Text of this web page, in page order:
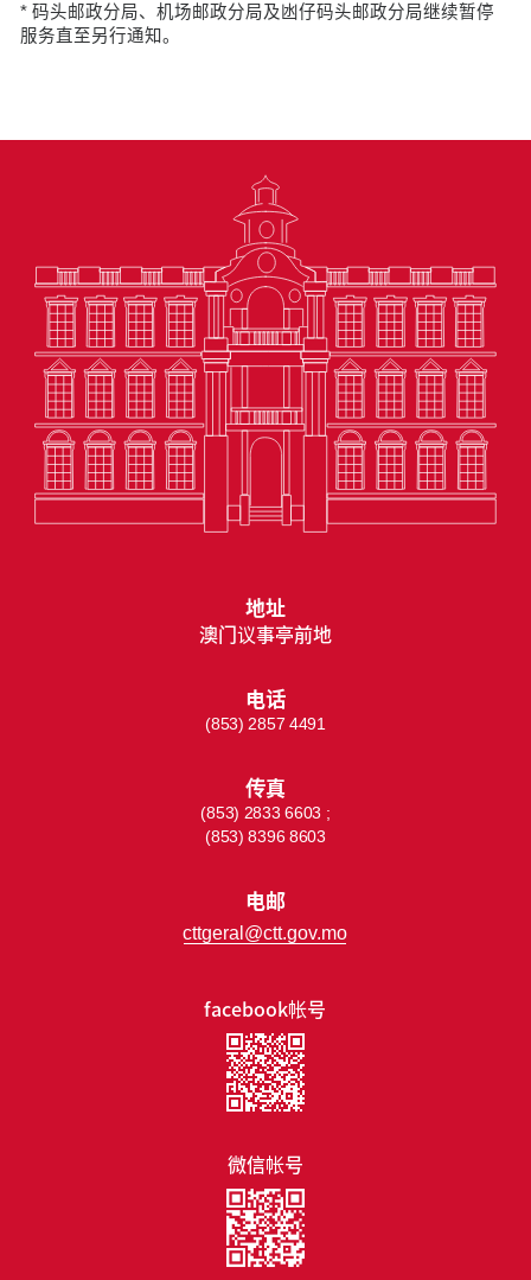
* 码头邮政分局、机场邮政分局及凼仔码头邮政分局继续暂停
服务直至另行通知。
facebook帐号
微信帐号
地址
澳门议事亭前地
电话
(853) 2857 4491
传真
(853) 2833 6603 ;
(853) 8396 8603
电邮
cttgeral@ctt.gov.mo